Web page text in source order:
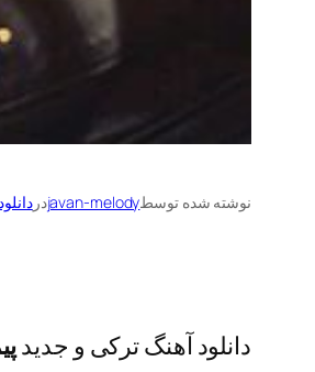
نوشته شده توسطjavan-melodyدر
دانلود آهنگ ترکی و جدید